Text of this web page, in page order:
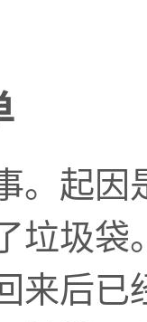
。起
垃圾
来后已